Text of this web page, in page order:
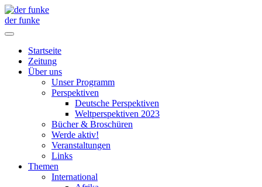
der funke
Startseite
Zeitung
Über uns
Unser Programm
Perspektiven
Deutsche Perspektiven
Weltperspektiven 2023
Bücher & Broschüren
Werde aktiv!
Veranstaltungen
Links
Themen
International